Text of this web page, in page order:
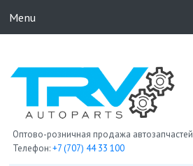
Menu
Оптово-розничная продажа автозапчастей
Телефон:+7 (707) 44 33 100